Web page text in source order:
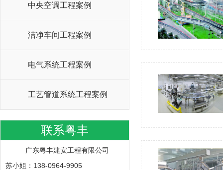
中央空调工程案例
洁净车间工程案例
电气系统工程案例
工艺管道系统工程案例
联系粤丰
广东粤丰建安工程有限公司
苏小姐：138-0964-9905